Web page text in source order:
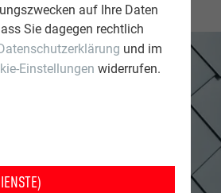
auf Ihre Daten
Sie dagegen rechtlich
und im
Einstellungen widerrufen.